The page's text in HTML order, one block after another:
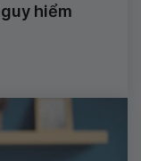
hiểm